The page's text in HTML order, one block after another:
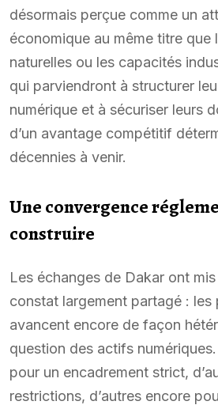
désormais perçue comme un
économique au même titre que
naturelles ou les capacités
qui parviendront à structurer
numérique et à sécuriser leurs
d’un avantage compétitif
décennies à venir.
Une convergence
construire
Les échanges de Dakar ont
constat largement partagé : les
avancent encore de façon
question des actifs
pour un encadrement strict,
restrictions, d’autres encore